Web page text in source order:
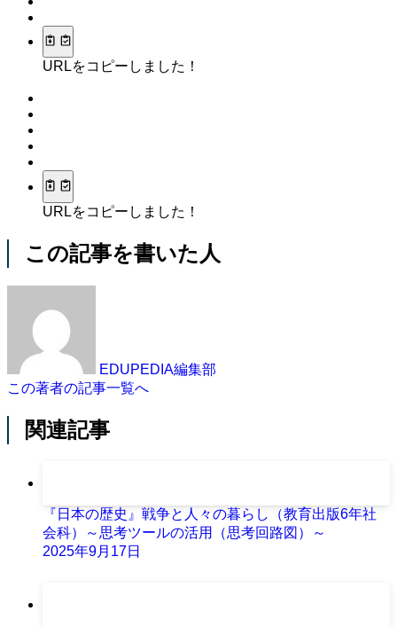
URLをコピーしました！
URLをコピーしました！
この記事を書いた人
EDUPEDIA編集部
この著者の記事一覧へ
関連記事
『日本の歴史』戦争と人々の暮らし（教育出版6年社
会科）～思考ツールの活用（思考回路図）～
2025年9月17日